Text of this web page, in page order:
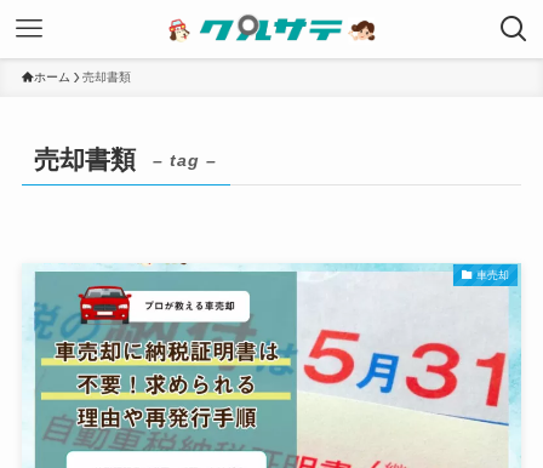
ホーム 売却書類
売却書類 – tag –
車売却